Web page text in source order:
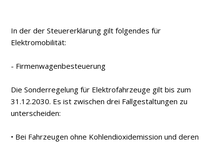
In der der Steuererklärung gilt folgendes für
Elektromobilität:
- Firmenwagenbesteuerung
Die Sonderregelung für Elektrofahrzeuge gilt bis zum
31.12.2030. Es ist zwischen drei Fallgestaltungen zu
unterscheiden:
• Bei Fahrzeugen ohne Kohlendioxidemission und deren